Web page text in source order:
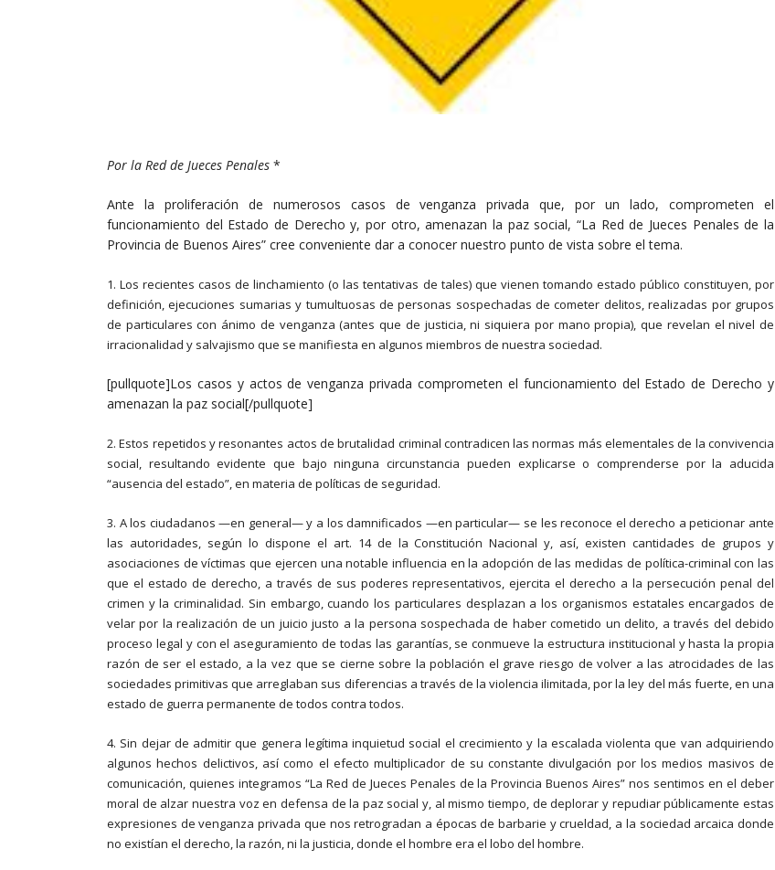
Por la Red de Jueces Penales *
Ante la proliferación de numerosos casos de venganza privada que, por un lado, comprometen el
funcionamiento del Estado de Derecho y, por otro, amenazan la paz social, “La Red de Jueces Penales de la
Provincia de Buenos Aires” cree conveniente dar a conocer nuestro punto de vista sobre el tema.
1. Los recientes casos de linchamiento (o las tentativas de tales) que vienen tomando estado público constituyen, por
definición, ejecuciones sumarias y tumultuosas de personas sospechadas de cometer delitos, realizadas por grupos
de particulares con ánimo de venganza (antes que de justicia, ni siquiera por mano propia), que revelan el nivel de
irracionalidad y salvajismo que se manifiesta en algunos miembros de nuestra sociedad.
[pullquote]Los casos y actos de venganza privada comprometen el funcionamiento del Estado de Derecho y
amenazan la paz social[/pullquote]
2. Estos repetidos y resonantes actos de brutalidad criminal contradicen las normas más elementales de la convivencia
social, resultando evidente que bajo ninguna circunstancia pueden explicarse o comprenderse por la aducida
“ausencia del estado”, en materia de políticas de seguridad.
3. A los ciudadanos —en general— y a los damnificados —en particular— se les reconoce el derecho a peticionar ante
las autoridades, según lo dispone el art. 14 de la Constitución Nacional y, así, existen cantidades de grupos y
asociaciones de víctimas que ejercen una notable influencia en la adopción de las medidas de política-criminal con las
que el estado de derecho, a través de sus poderes representativos, ejercita el derecho a la persecución penal del
crimen y la criminalidad. Sin embargo, cuando los particulares desplazan a los organismos estatales encargados de
velar por la realización de un juicio justo a la persona sospechada de haber cometido un delito, a través del debido
proceso legal y con el aseguramiento de todas las garantías, se conmueve la estructura institucional y hasta la propia
razón de ser el estado, a la vez que se cierne sobre la población el grave riesgo de volver a las atrocidades de las
sociedades primitivas que arreglaban sus diferencias a través de la violencia ilimitada, por la ley del más fuerte, en una
estado de guerra permanente de todos contra todos.
4. Sin dejar de admitir que genera legítima inquietud social el crecimiento y la escalada violenta que van adquiriendo
algunos hechos delictivos, así como el efecto multiplicador de su constante divulgación por los medios masivos de
comunicación, quienes integramos “La Red de Jueces Penales de la Provincia Buenos Aires” nos sentimos en el deber
moral de alzar nuestra voz en defensa de la paz social y, al mismo tiempo, de deplorar y repudiar públicamente estas
expresiones de venganza privada que nos retrogradan a épocas de barbarie y crueldad, a la sociedad arcaica donde
no existían el derecho, la razón, ni la justicia, donde el hombre era el lobo del hombre.